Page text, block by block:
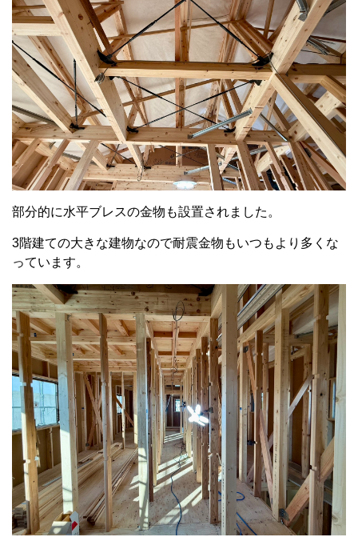
部分的に水平ブレスの金物も設置されました。
3階建ての大きな建物なので耐震金物もいつもより多くな
っています。